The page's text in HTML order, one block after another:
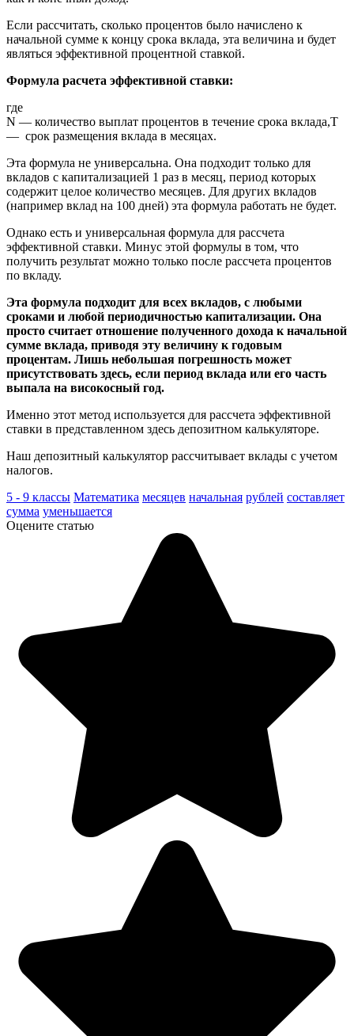
Если рассчитать, сколько процентов было начислено к
начальной сумме к концу срока вклада, эта величина и будет
являться эффективной процентной ставкой.
Формула расчета эффективной ставки:
где
N — количество выплат процентов в течение срока вклада,T
— срок размещения вклада в месяцах.
Эта формула не универсальна. Она подходит только для
вкладов с капитализацией 1 раз в месяц, период которых
содержит целое количество месяцев. Для других вкладов
(например вклад на 100 дней) эта формула работать не будет.
Однако есть и универсальная формула для рассчета
эффективной ставки. Минус этой формулы в том, что
получить результат можно только после рассчета процентов
по вкладу.
Эта формула подходит для всех вкладов, с любыми
сроками и любой периодичностью капитализации. Она
просто считает отношение полученного дохода к начальной
сумме вклада, приводя эту величину к годовым
процентам. Лишь небольшая погрешность может
присутствовать здесь, если период вклада или его часть
выпала на високосный год.
Именно этот метод используется для рассчета эффективной
ставки в представленном здесь депозитном калькуляторе.
Наш депозитный калькулятор рассчитывает вклады с учетом
налогов.
5 - 9 классы Математика месяцев начальная рублей составляет
сумма уменьшается
Оцените статью